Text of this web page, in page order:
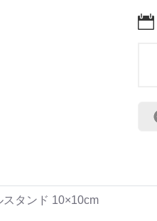
タンド 10×10cm